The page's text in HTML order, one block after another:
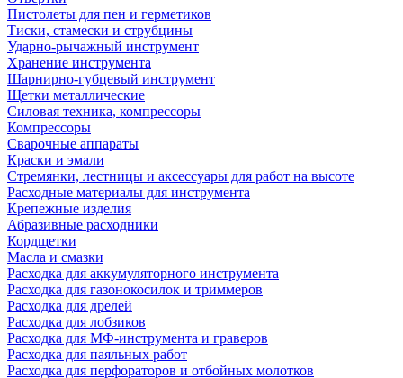
Пистолеты для пен и герметиков
Тиски, стамески и струбцины
Ударно-рычажный инструмент
Хранение инструмента
Шарнирно-губцевый инструмент
Щетки металлические
Силовая техника, компрессоры
Компрессоры
Сварочные аппараты
Краски и эмали
Стремянки, лестницы и аксессуары для работ на высоте
Расходные материалы для инструмента
Крепежные изделия
Абразивные расходники
Кордщетки
Масла и смазки
Расходка для аккумуляторного инструмента
Расходка для газонокосилок и триммеров
Расходка для дрелей
Расходка для лобзиков
Расходка для МФ-инструмента и граверов
Расходка для паяльных работ
Расходка для перфораторов и отбойных молотков